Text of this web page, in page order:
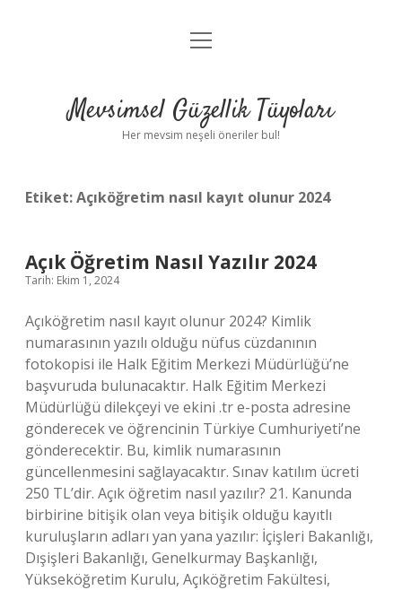
Anasayfa
Yasal Uyarı
menüyü
Mevsimsel Güzellik Tüyoları
Her mevsim neşeli öneriler bul!
Etiket:Açıköğretim nasıl kayıt olunur 2024
Açık Öğretim Nasıl Yazılır 2024
Tarih: Ekim 1, 2024
Açıköğretim nasıl kayıt olunur 2024? Kimlik
numarasının yazılı olduğu nüfus cüzdanının
fotokopisi ile Halk Eğitim Merkezi Müdürlüğü’ne
başvuruda bulunacaktır. Halk Eğitim Merkezi
Müdürlüğü dilekçeyi ve ekini .tr e-posta adresine
gönderecek ve öğrencinin Türkiye Cumhuriyeti’ne
gönderecektir. Bu, kimlik numarasının
güncellenmesini sağlayacaktır. Sınav katılım ücreti
250 TL’dir. Açık öğretim nasıl yazılır? 21. Kanunda
birbirine bitişik olan veya bitişik olduğu kayıtlı
kuruluşların adları yan yana yazılır: İçişleri Bakanlığı,
Dışişleri Bakanlığı, Genelkurmay Başkanlığı,
Yükseköğretim Kurulu, Açıköğretim Fakültesi,